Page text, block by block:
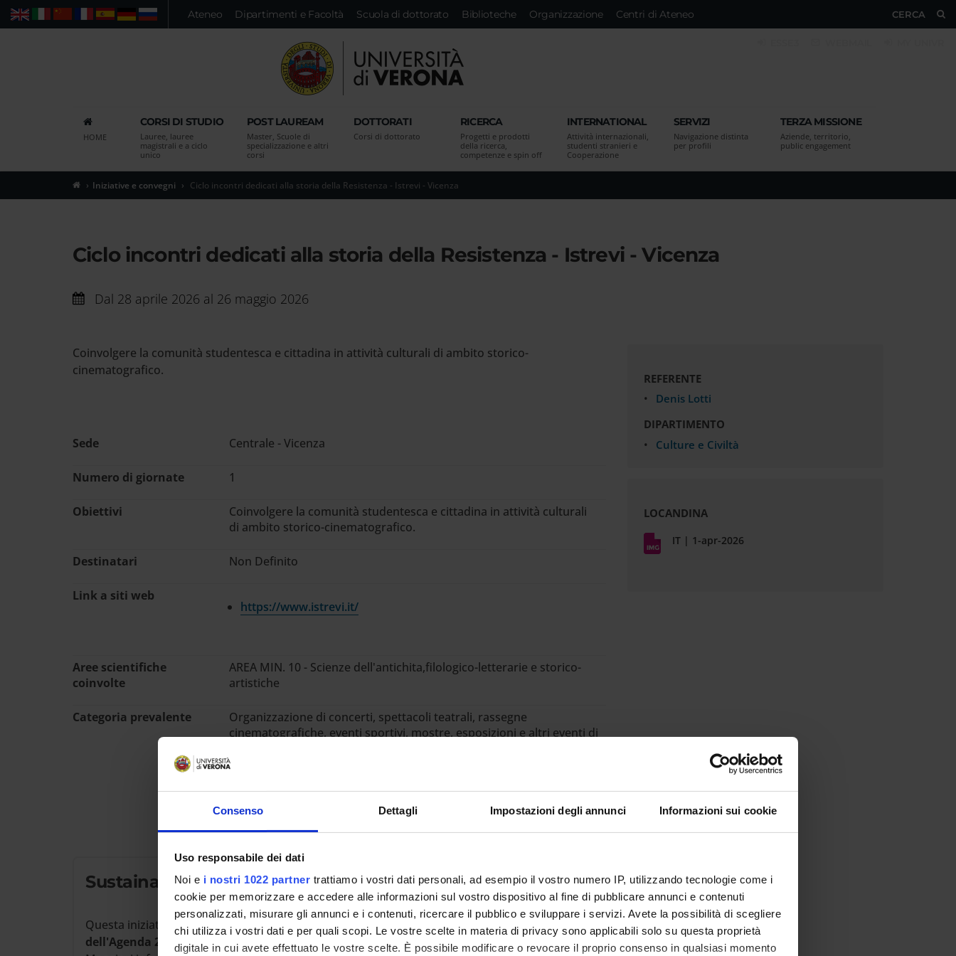
Consenso Dettagli Impostazioni degli annunci Informazioni sui cookie
Uso responsabile dei dati
Noi e i nostri 1022 partner trattiamo i vostri dati personali, ad esempio il vostro numero IP, utilizzando tecnologie come i
cookie per memorizzare e accedere alle informazioni sul vostro dispositivo al fine di pubblicare annunci e contenuti
personalizzati, misurare gli annunci e i contenuti, ricercare il pubblico e sviluppare i servizi. Avete la possibilità di scegliere
chi utilizza i vostri dati e per quali scopi. Le vostre scelte in materia di privacy sono applicabili solo su questa proprietà
digitale in cui avete effettuato le vostre scelte. È possibile modificare o revocare il proprio consenso in qualsiasi momento
Vai
al
principale
CERCA
Web Persone Ricerca avanzata
Ateneo Dipartimenti e Facoltà Scuola di dottorato Biblioteche Organizzazione Centri di Ateneo
HOME
CORSI DI STUDIO
Lauree, lauree
magistrali e a ciclo
unico
POST LAUREAM
Master, Scuole di
specializzazione e altri
corsi
DOTTORATI
Corsi di dottorato
RICERCA
Progetti e prodotti
della ricerca,
competenze e spin off
INTERNATIONAL
Attività internazionali,
studenti stranieri e
Cooperazione
SERVIZI
Navigazione distinta
per profili
TERZA MISSIONE
Aziende, territorio,
public engagement
Iniziative e convegni Ciclo incontri dedicati alla storia della Resistenza - Istrevi - Vicenza
Ciclo incontri dedicati alla storia della Resistenza - Istrevi - Vicenza
Dal 28 aprile 2026 al 26 maggio 2026
Coinvolgere la comunità studentesca e cittadina in attività culturali di ambito storico-
cinematografico.
Sede Centrale - Vicenza
Numero di giornate 1
Obiettivi
Coinvolgere la comunità studentesca e cittadina in attività culturali
di ambito storico-cinematografico.
Destinatari Non Definito
Link a siti web
https://www.istrevi.it/
Aree scientifiche
coinvolte
AREA MIN. 10 - Scienze dell'antichita,filologico-letterarie e storico-
artistiche
Categoria prevalente
Organizzazione di concerti, spettacoli teatrali, rassegne
cinematografiche, eventi sportivi, mostre, esposizioni e altri eventi di
spettacoli teatrali, rassegne cinematografiche, eventi sportivi,
comunità
Sustainable Development Goals - SDGs
Questa iniziativa contribuisce al perseguimento degli Obiettivi di Sviluppo Sostenibile
dell'Agenda 2030 dell'ONU
REFERENTE
Denis Lotti
DIPARTIMENTO
Culture e Civiltà
LOCANDINA
IT | 1-apr-2026